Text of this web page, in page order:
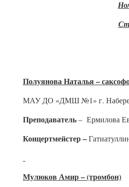
Полуянова Наталья –
МАУ ДО «ДМШ №1» г.
Преподаватель– Ермилова
Концертмейстер –
Мулюков Амир – (тромбон)